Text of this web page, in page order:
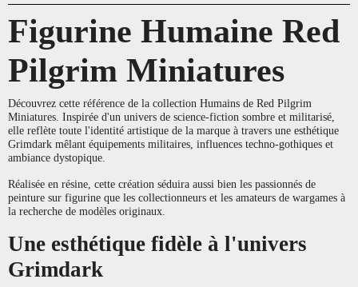
Figurine Humaine Red
Pilgrim Miniatures
Découvrez cette référence de la collection Humains de Red Pilgrim
Miniatures. Inspirée d'un univers de science-fiction sombre et militarisé,
elle reflète toute l'identité artistique de la marque à travers une esthétique
Grimdark mêlant équipements militaires, influences techno-gothiques et
ambiance dystopique.
Réalisée en résine, cette création séduira aussi bien les passionnés de
peinture sur figurine que les collectionneurs et les amateurs de wargames à
la recherche de modèles originaux.
Une esthétique fidèle à l'univers
Grimdark